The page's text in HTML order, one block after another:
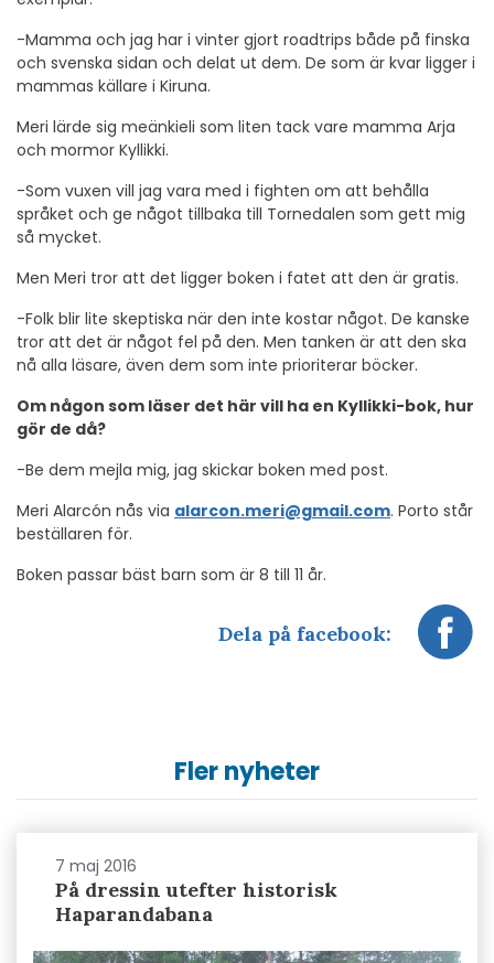
-Mamma och jag har i vinter gjort roadtrips både på finska
och svenska sidan och delat ut dem. De som är kvar ligger i
mammas källare i Kiruna.
Meri lärde sig meänkieli som liten tack vare mamma Arja
och mormor Kyllikki.
-Som vuxen vill jag vara med i fighten om att behålla
språket och ge något tillbaka till Tornedalen som gett mig
så mycket.
Men Meri tror att det ligger boken i fatet att den är gratis.
-Folk blir lite skeptiska när den inte kostar något. De kanske
tror att det är något fel på den. Men tanken är att den ska
nå alla läsare, även dem som inte prioriterar böcker.
Om någon som läser det här vill ha en Kyllikki-bok, hur
gör de då?
-Be dem mejla mig, jag skickar boken med post.
Meri Alarcón nås via alarcon.meri@gmail.com. Porto står
beställaren för.
Boken passar bäst barn som är 8 till 11 år.
Dela på facebook:
Fler nyheter
7 maj 2016
På dressin utefter historisk
Haparandabana